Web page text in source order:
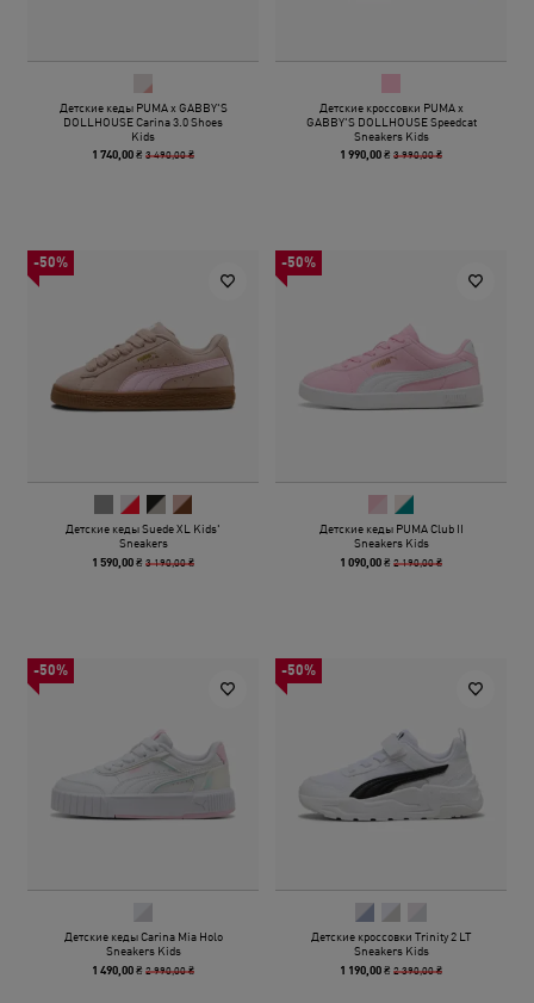
Детские кеды PUMA x GABBY'S
DOLLHOUSE Carina 3.0 Shoes
Kids
1 740,00 ₴ 3 490,00 ₴
Детские кроссовки PUMA x
GABBY'S DOLLHOUSE Speedcat
Sneakers Kids
1 990,00 ₴ 3 990,00 ₴
-50%
Детские кеды Suede XL Kids'
Sneakers
1 590,00 ₴ 3 190,00 ₴
-50%
Детские кеды PUMA Club II
Sneakers Kids
1 090,00 ₴ 2 190,00 ₴
-50%
Детские кеды Carina Mia Holo
Sneakers Kids
1 490,00 ₴ 2 990,00 ₴
-50%
Детские кроссовки Trinity 2 LT
Sneakers Kids
1 190,00 ₴ 2 390,00 ₴